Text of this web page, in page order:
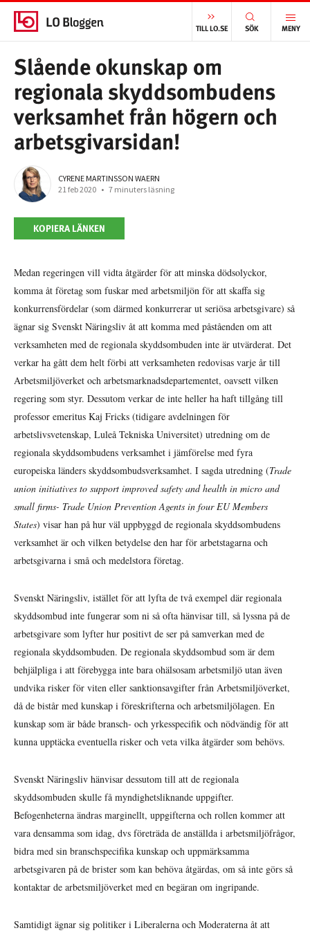
TILL LO.SE SÖK MENY
START/ SLÅENDE OKUNSKAP OM REGIONALA SKYDDSOMBUDENS VERKSAMHET FRÅN HÖGERN OCH ARBETSGIVARSIDAN!
Slående okunskap om
regionala skyddsombudens
verksamhet från högern och
arbetsgivarsidan!
CYRENE MARTINSSON WAERN
21 feb 2020 • 7 minuters läsning
KOPIERA LÄNKEN
Medan regeringen vill vidta åtgärder för att minska dödsolyckor,
komma åt företag som fuskar med arbetsmiljön för att skaffa sig
konkurrensfördelar (som därmed konkurrerar ut seriösa arbetsgivare) så
ägnar sig Svenskt Näringsliv åt att komma med påståenden om att
verksamheten med de regionala skyddsombuden inte är utvärderat. Det
verkar ha gått dem helt förbi att verksamheten redovisas varje år till
Arbetsmiljöverket och arbetsmarknadsdepartementet, oavsett vilken
regering som styr. Dessutom verkar de inte heller ha haft tillgång till
professor emeritus Kaj Fricks (tidigare avdelningen för
arbetslivsvetenskap, Luleå Tekniska Universitet) utredning om de
regionala skyddsombudens verksamhet i jämförelse med fyra
europeiska länders skyddsombudsverksamhet. I sagda utredning (Trade
union initiatives to support improved safety and health in micro and
small firms- Trade Union Prevention Agents in four EU Members
States) visar han på hur väl uppbyggd de regionala skyddsombudens
verksamhet är och vilken betydelse den har för arbetstagarna och
arbetsgivarna i små och medelstora företag.
Svenskt Näringsliv, istället för att lyfta de två exempel där regionala
skyddsombud inte fungerar som ni så ofta hänvisar till, så lyssna på de
arbetsgivare som lyfter hur positivt de ser på samverkan med de
regionala skyddsombuden. De regionala skyddsombud som är dem
behjälpliga i att förebygga inte bara ohälsosam arbetsmiljö utan även
undvika risker för viten eller sanktionsavgifter från Arbetsmiljöverket,
då de bistår med kunskap i föreskrifterna och arbetsmiljölagen. En
kunskap som är både bransch- och yrkesspecifik och nödvändig för att
kunna upptäcka eventuella risker och veta vilka åtgärder som behövs.
Svenskt Näringsliv hänvisar dessutom till att de regionala
skyddsombuden skulle få myndighetsliknande uppgifter.
Befogenheterna ändras marginellt, uppgifterna och rollen kommer att
vara densamma som idag, dvs företräda de anställda i arbetsmiljöfrågor,
bidra med sin branschspecifika kunskap och uppmärksamma
arbetsgivaren på de brister som kan behöva åtgärdas, om så inte görs så
kontaktar de arbetsmiljöverket med en begäran om ingripande.
Samtidigt ägnar sig politiker i Liberalerna och Moderaterna åt att